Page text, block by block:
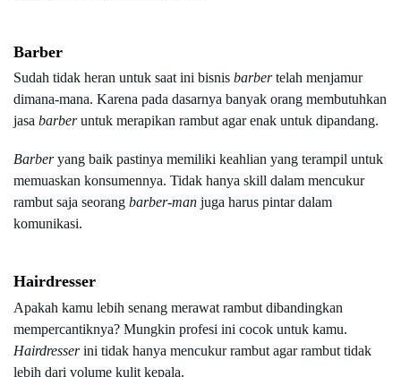
Barber
Sudah tidak heran untuk saat ini bisnis barber telah menjamur
dimana-mana. Karena pada dasarnya banyak orang membutuhkan
jasa barber untuk merapikan rambut agar enak untuk dipandang.
Barber yang baik pastinya memiliki keahlian yang terampil untuk
memuaskan konsumennya. Tidak hanya skill dalam mencukur
rambut saja seorang barber-man juga harus pintar dalam
komunikasi.
Hairdresser
Apakah kamu lebih senang merawat rambut dibandingkan
Hairdresser ini tidak hanya mencukur rambut agar rambut tidak
lebih dari volume kulit kepala.